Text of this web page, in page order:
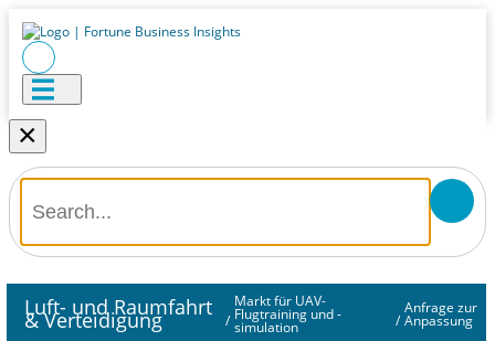
×
Luft- und Raumfahrt
& Verteidigung /
Markt für UAV-
Flugtraining und -
simulation /
Anfrage zur
Anpassung